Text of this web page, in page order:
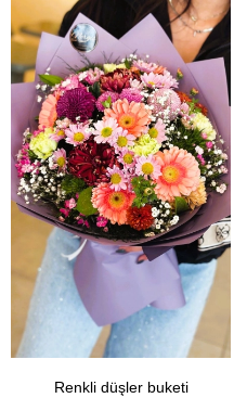
Renkli düşler buketi